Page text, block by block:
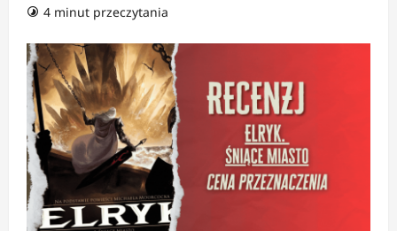
4 minut przeczytania